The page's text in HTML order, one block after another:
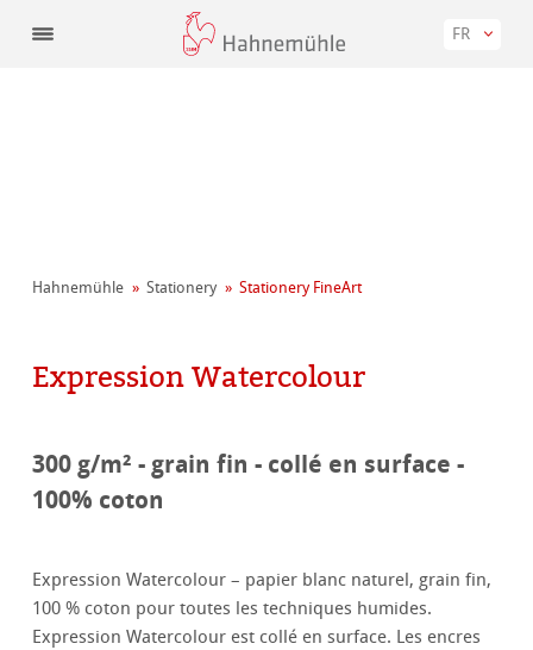
FR
Hahnemühle Stationery Stationery FineArt
Expression Watercolour
300 g/m² - grain fin - collé en surface -
100% coton
Expression Watercolour – papier blanc naturel, grain fin,
100 % coton pour toutes les techniques humides.
Expression Watercolour est collé en surface. Les encres